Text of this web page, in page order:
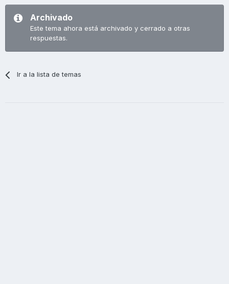
Archivado
Este tema ahora está archivado y cerrado a otras
respuestas.
Ir a la lista de temas